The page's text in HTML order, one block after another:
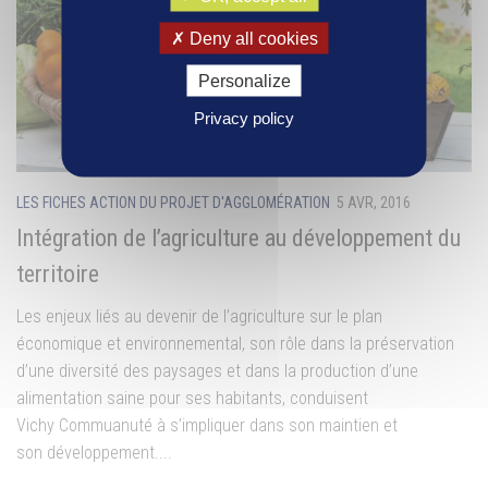
LES FICHES ACTION DU PROJET D'AGGLOMÉRATION 5 AVR, 2016
Intégration de l’agriculture au développement du
territoire
Les enjeux liés au devenir de l’agriculture sur le plan
économique et environnemental, son rôle dans la préservation
d’une diversité des paysages et dans la production d’une
alimentation saine pour ses habitants, conduisent
Vichy Commuanuté à s’impliquer dans son maintien et
son développement....
Deny all cookies
Personalize
Privacy policy